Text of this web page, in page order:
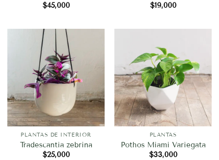
$45,000 $19,000
PLANTAS DE INTERIOR
Tradescantia zebrina
$25,000
PLANTAS
Pothos Miami Variegata
$33,000